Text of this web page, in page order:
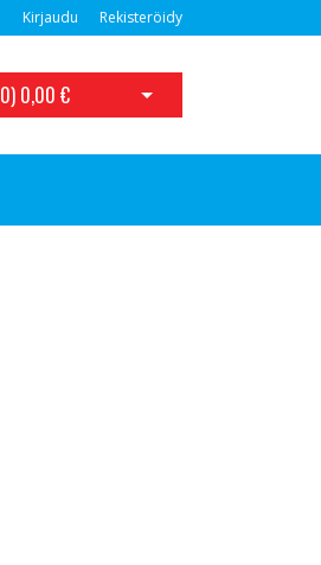
Kirjaudu Rekisteröidy
0) 0,00 € Avaa ostoskori